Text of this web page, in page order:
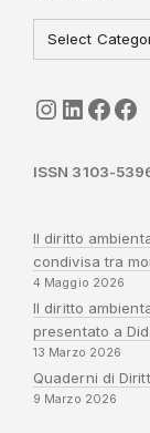
seguici
LinkedIn
ISGI-CNR
ISSN 3103-
Il diritto
condivisa tra
4 Maggio 2026
Il diritto
presentato a
13 Marzo 2026
Quaderni di
9 Marzo 2026